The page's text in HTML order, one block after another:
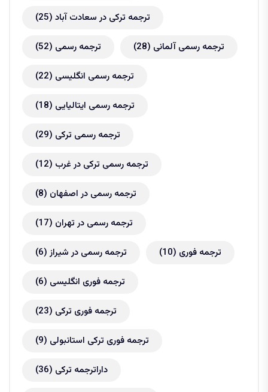
ترجمه ترکی در سعادت آباد (25)
ترجمه رسمی (52) ترجمه رسمی آلمانی (28)
ترجمه رسمی انگلیسی (22)
ترجمه رسمی ایتالیایی (18)
ترجمه رسمی ترکی (29)
ترجمه رسمی ترکی در غرب (12)
ترجمه رسمی در اصفهان (8)
ترجمه رسمی در تهران (17)
ترجمه رسمی در شیراز(6) ترجمه فوری (10)
ترجمه فوری انگلیسی (6)
ترجمه فوری ترکی (23)
ترجمه فوری ترکی استانبولی (9)
داراترجمه ترکی (36)